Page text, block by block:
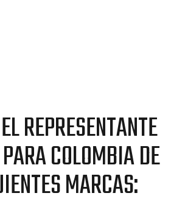
REPRESENTANTE
COLOMBIA DE
MARCAS: